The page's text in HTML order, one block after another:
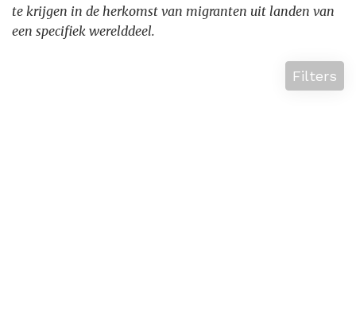
te krijgen in de herkomst van migranten uit landen van
een specifiek werelddeel.
Filters